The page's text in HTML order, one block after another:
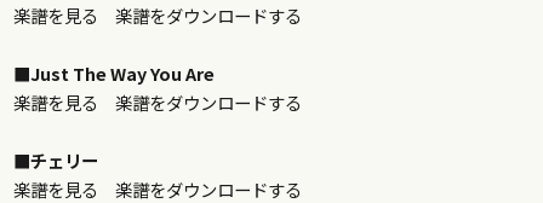
楽譜を見る
楽譜をダウンロードする
■Just The Way You Are
楽譜を見る
楽譜をダウンロードする
■チェリー
楽譜を見る
楽譜をダウンロードする